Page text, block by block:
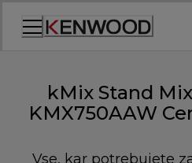
kMix Stand
KMX750AAW
Vse, kar potrebujete